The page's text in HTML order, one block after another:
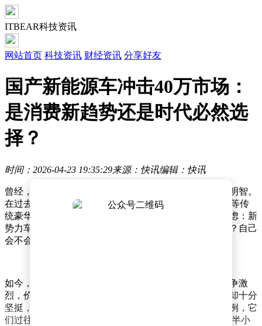
ITBEAR科技资讯
网站首页 科技资讯 财经资讯 分享好友
国产新能源车冲击40万市场：
是消费新趋势还是时代必然选
择？
时间：2026-04-23 19:35:29来源：快讯编辑：快讯
曾经，花40万购买国产新能源车，会被不少人质疑是否明智。
在过去，40万预算购车，很多人会毫不犹豫地选择BBA等传
统豪华品牌。即便有人想支持国产车，内心也会充满顾虑：新
势力车企能存活多久？它们是否真正懂得打造豪华车型？自己
会不会成为“冤大头”？
如今，汽车市场格局已悄然改变。尽管当下卖车市场竞争激
烈，价格战此起彼伏，但部分国产高端新能源车的价格却十分
坚挺，订单量更是惊人。以理想、问界、蔚来等品牌为例，它
们过往的市场表现有目共睹。而今年，极氪8X开售不到半小